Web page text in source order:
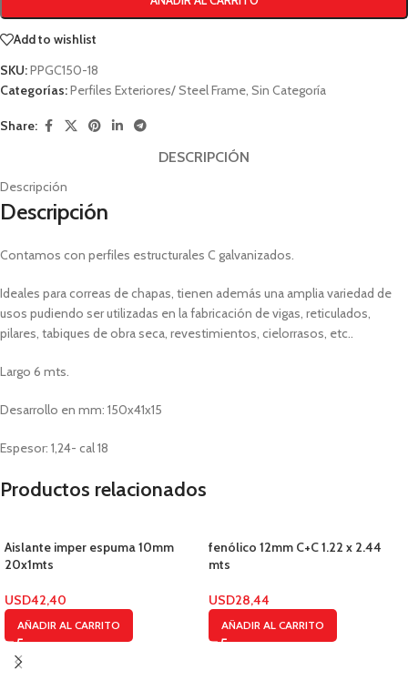
Add to wishlist
SKU:PPGC150-18
Categorías:Perfiles Exteriores/ Steel Frame Sin Categoría
Share:
DESCRIPCIÓN
Descripción
Descripción
Contamos con perfiles estructurales C galvanizados.
Ideales para correas de chapas, tienen además una amplia variedad de
usos pudiendo ser utilizadas en la fabricación de vigas, reticulados,
pilares, tabiques de obra seca, revestimientos, cielorrasos, etc..
Largo 6 mts.
Desarrollo en mm: 150x41x15
Espesor: 1,24- cal 18
Productos relacionados
Aislante imper espuma 10mm
20x1mts
USD42,40
AÑADIR AL CARRITO
fenólico 12mm C+C 1.22 x 2.44
mts
USD28,44
AÑADIR AL CARRITO